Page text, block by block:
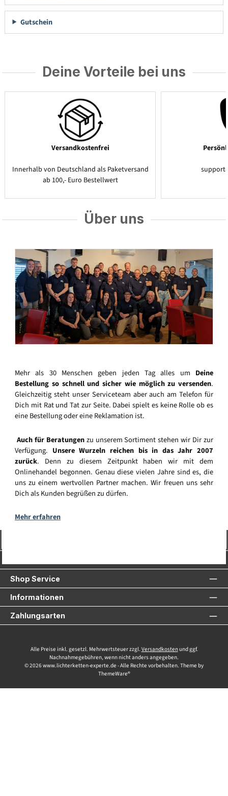
Gutschein
Deine Vorteile bei uns
Versandkostenfrei
Innerhalb von Deutschland als Paketversand
ab 100,- Euro Bestellwert
Über uns
Mehr als 30 Menschen geben jeden Tag alles um Deine
Bestellung so schnell und sicher wie möglich zu versenden.
Gleichzeitig steht unser Serviceteam aber auch am Telefon für
Dich mit Rat und Tat zur Seite. Dabei spielt es keine Rolle ob es
eine Bestellung oder eine Reklamation ist.
Auch für Beratungenzu unserem Sortiment stehen wir Dir zur
Verfügung. Unsere Wurzeln reichen bis in das Jahr 2007
zurück. Denn zu diesem Zeitpunkt haben wir mit dem
Onlinehandel begonnen. Genau diese vielen Jahre sind es, die
uns zu einem wertvollen Partner machen. Wir freuen uns sehr
Dich als Kunden begrüßen zu dürfen.
Mehr erfahren
Shop Service
Informationen
Zahlungsarten
Alle Preise inkl. gesetzl. Mehrwertsteuer zzgl. Versandkostenund ggf.
Nachnahmegebühren, wenn nicht anders angegeben.
© 2026 www.lichterketten-experte.de - Alle Rechte vorbehalten. Theme by
ThemeWare®